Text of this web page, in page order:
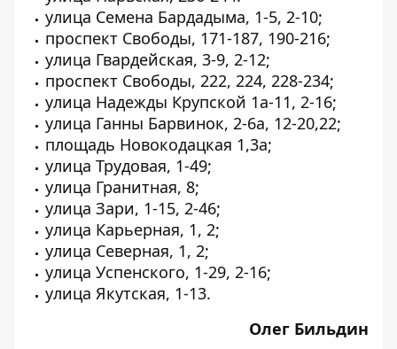
улица Семена Бардадыма, 1-5, 2-10;
проспект Свободы, 171-187, 190-216;
улица Гвардейская, 3-9, 2-12;
проспект Свободы, 222, 224, 228-234;
улица Надежды Крупской 1а-11, 2-16;
улица Ганны Барвинок, 2-6а, 12-20,22;
площадь Новокодацкая 1,3а;
улица Трудовая, 1-49;
улица Гранитная, 8;
улица Зари, 1-15, 2-46;
улица Карьерная, 1, 2;
улица Северная, 1, 2;
улица Успенского, 1-29, 2-16;
улица Якутская, 1-13.
Олег Бильдин